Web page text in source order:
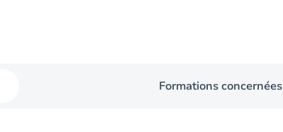
Formations concernées